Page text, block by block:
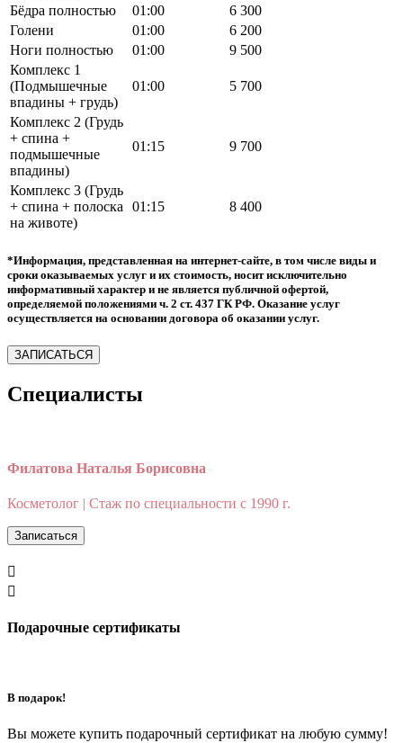
Бёдра полностью
01:00
6 300
Голени
01:00
6 200
Ноги полностью
01:00
9 500
Комплекс 1
(Подмышечные
впадины + грудь)
01:00 5 700
Комплекс 2 (Грудь
+ спина +
подмышечные
впадины)
01:15 9 700
Комплекс 3 (Грудь
+ спина + полоска
на животе)
01:15 8 400
*Информация, представленная на интернет-сайте, в том числе виды и
сроки оказываемых услуг и их стоимость, носит исключительно
информативный характер и не является публичной офертой,
определяемой положениями ч. 2 ст. 437 ГК РФ. Оказание услуг
осуществляется на основании договора об оказании услуг.
ЗАПИСАТЬСЯ
Специалисты
Филатова Наталья Борисовна
Косметолог | Стаж по специальности c 1990 г.
Записаться


Подарочные сертификаты
В подарок!
Вы можете купить подарочный сертификат на любую сумму!